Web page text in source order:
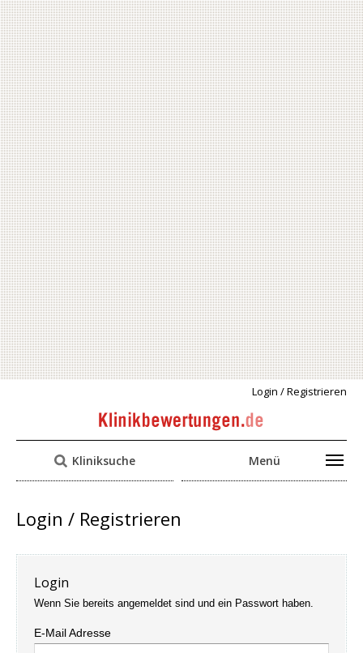
Login / Registrieren
Kliniksuche Menü
Login / Registrieren
Login
Wenn Sie bereits angemeldet sind und ein Passwort haben.
E-Mail Adresse